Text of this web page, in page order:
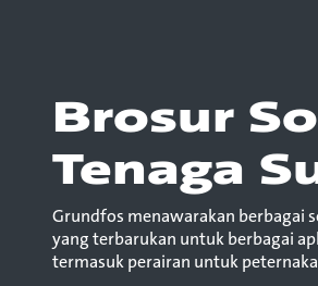
Brosur
Tenaga
Grundfos menawarakan berbagai
yang terbarukan untuk berbagai
termasuk perairan untuk